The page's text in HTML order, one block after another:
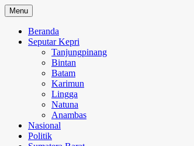
Skip
to
content
Menu
Beranda
Seputar Kepri
Tanjungpinang
Bintan
Batam
Karimun
Lingga
Natuna
Anambas
Nasional
Politik